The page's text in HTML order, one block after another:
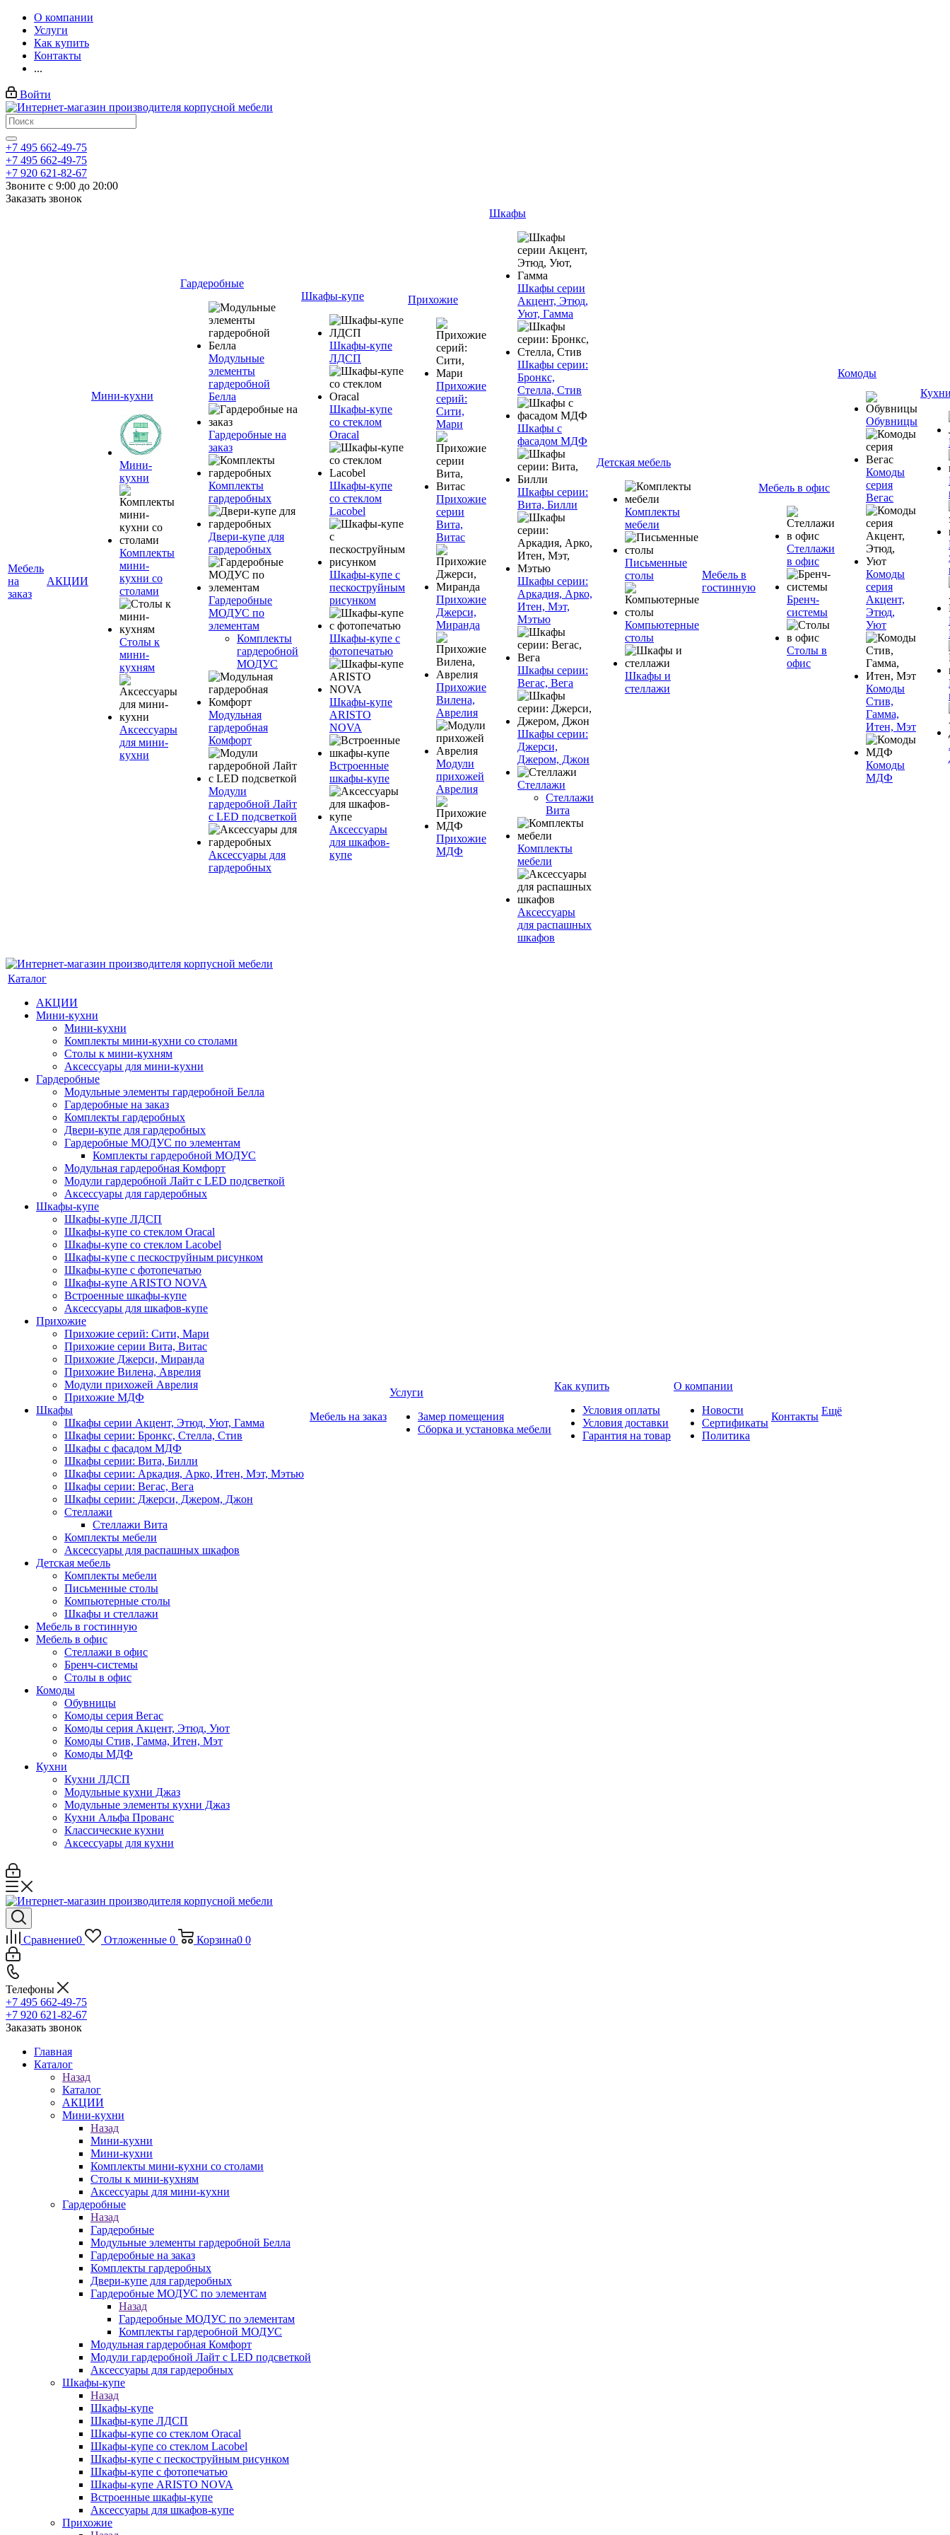
О компании
Услуги
Как купить
Контакты
...
Войти
+7 495 662-49-75
+7 495 662-49-75
+7 920 621-82-67
Звоните с 9:00 до 20:00
Заказать звонок
Мебель
на
заказ
АКЦИИ
Мини-кухни
Мини-
кухни
Комплекты
мини-
кухни со
столами
Столы к
мини-
кухням
Аксессуары
для мини-
кухни
Гардеробные
Модульные
элементы
гардеробной
Белла
Гардеробные на
заказ
Комплекты
гардеробных
Двери-купе для
гардеробных
Гардеробные
МОДУС по
элементам
Комплекты
гардеробной
МОДУС
Модульная
гардеробная
Комфорт
Модули
гардеробной Лайт
с LED подсветкой
Аксессуары для
гардеробных
Шкафы-купе
Шкафы-купе
ЛДСП
Шкафы-купе
со стеклом
Oracal
Шкафы-купе
со стеклом
Lacobel
Шкафы-купе с
пескоструйным
рисунком
Шкафы-купе с
фотопечатью
Шкафы-купе
ARISTO
NOVA
Встроенные
шкафы-купе
Аксессуары
для шкафов-
купе
Прихожие
Прихожие
серий:
Сити,
Мари
Прихожие
серии
Вита,
Витас
Прихожие
Джерси,
Миранда
Прихожие
Вилена,
Аврелия
Модули
прихожей
Аврелия
Прихожие
МДФ
Шкафы
Шкафы серии
Акцент, Этюд,
Уют, Гамма
Шкафы серии:
Бронкс,
Стелла, Стив
Шкафы с
фасадом МДФ
Шкафы серии:
Вита, Билли
Шкафы серии:
Аркадия, Арко,
Итен, Мэт,
Мэтью
Шкафы серии:
Вегас, Вега
Шкафы серии:
Джерси,
Джером, Джон
Стеллажи
Стеллажи
Вита
Комплекты
мебели
Аксессуары
для распашных
шкафов
Детская мебель
Комплекты
мебели
Письменные
столы
Компьютерные
столы
Шкафы и
стеллажи
Мебель в
гостинную
Мебель в офис
Стеллажи
в офис
Бренч-
системы
Столы в
офис
Комоды
Обувницы
Комоды
серия
Вегас
Комоды
серия
Акцент,
Этюд,
Уют
Комоды
Стив,
Гамма,
Итен, Мэт
Комоды
МДФ
Каталог
АКЦИИ
Мини-кухни
Мини-кухни
Комплекты мини-кухни со столами
Столы к мини-кухням
Аксессуары для мини-кухни
Гардеробные
Модульные элементы гардеробной Белла
Гардеробные на заказ
Комплекты гардеробных
Двери-купе для гардеробных
Гардеробные МОДУС по элементам
Комплекты гардеробной МОДУС
Модульная гардеробная Комфорт
Модули гардеробной Лайт с LED подсветкой
Аксессуары для гардеробных
Шкафы-купе
Шкафы-купе ЛДСП
Шкафы-купе со стеклом Oracal
Шкафы-купе со стеклом Lacobel
Шкафы-купе с пескоструйным рисунком
Шкафы-купе с фотопечатью
Шкафы-купе ARISTO NOVA
Встроенные шкафы-купе
Аксессуары для шкафов-купе
Прихожие
Прихожие серий: Сити, Мари
Прихожие серии Вита, Витас
Прихожие Джерси, Миранда
Прихожие Вилена, Аврелия
Модули прихожей Аврелия
Прихожие МДФ
Шкафы
Шкафы серии Акцент, Этюд, Уют, Гамма
Шкафы серии: Бронкс, Стелла, Стив
Шкафы с фасадом МДФ
Шкафы серии: Вита, Билли
Шкафы серии: Аркадия, Арко, Итен, Мэт, Мэтью
Шкафы серии: Вегас, Вега
Шкафы серии: Джерси, Джером, Джон
Стеллажи
Стеллажи Вита
Комплекты мебели
Аксессуары для распашных шкафов
Детская мебель
Комплекты мебели
Письменные столы
Компьютерные столы
Шкафы и стеллажи
Мебель в гостинную
Мебель в офис
Стеллажи в офис
Бренч-системы
Столы в офис
Комоды
Обувницы
Комоды серия Вегас
Комоды серия Акцент, Этюд, Уют
Комоды Стив, Гамма, Итен, Мэт
Комоды МДФ
Кухни
Кухни ЛДСП
Модульные кухни Джаз
Модульные элементы кухни Джаз
Кухни Альфа Прованс
Классические кухни
Аксессуары для кухни
Мебель на заказ
Услуги
Замер помещения
Сборка и установка мебели
Как купить
Условия оплаты
Условия доставки
Гарантия на товар
О компании
Новости
Сертификаты
Политика
Контакты Ещё
Сравнение0 Отложенные 0 Корзина0 0
Телефоны
+7 495 662-49-75
+7 920 621-82-67
Заказать звонок
Главная
Каталог
Назад
Каталог
АКЦИИ
Мини-кухни
Назад
Мини-кухни
Мини-кухни
Комплекты мини-кухни со столами
Столы к мини-кухням
Аксессуары для мини-кухни
Гардеробные
Назад
Гардеробные
Модульные элементы гардеробной Белла
Гардеробные на заказ
Комплекты гардеробных
Двери-купе для гардеробных
Гардеробные МОДУС по элементам
Назад
Гардеробные МОДУС по элементам
Комплекты гардеробной МОДУС
Модульная гардеробная Комфорт
Модули гардеробной Лайт с LED подсветкой
Аксессуары для гардеробных
Шкафы-купе
Назад
Шкафы-купе
Шкафы-купе ЛДСП
Шкафы-купе со стеклом Oracal
Шкафы-купе со стеклом Lacobel
Шкафы-купе с пескоструйным рисунком
Шкафы-купе с фотопечатью
Шкафы-купе ARISTO NOVA
Встроенные шкафы-купе
Аксессуары для шкафов-купе
Прихожие